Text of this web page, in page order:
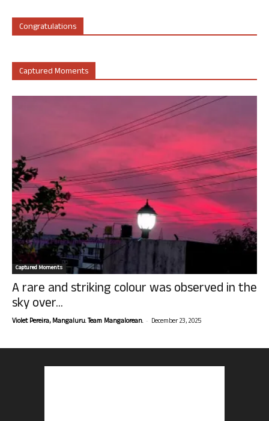
Congratulations
Captured Moments
Captured Moments
A rare and striking colour was observed in the
sky over...
Violet Pereira, Mangaluru. Team Mangalorean. - December 23, 2025